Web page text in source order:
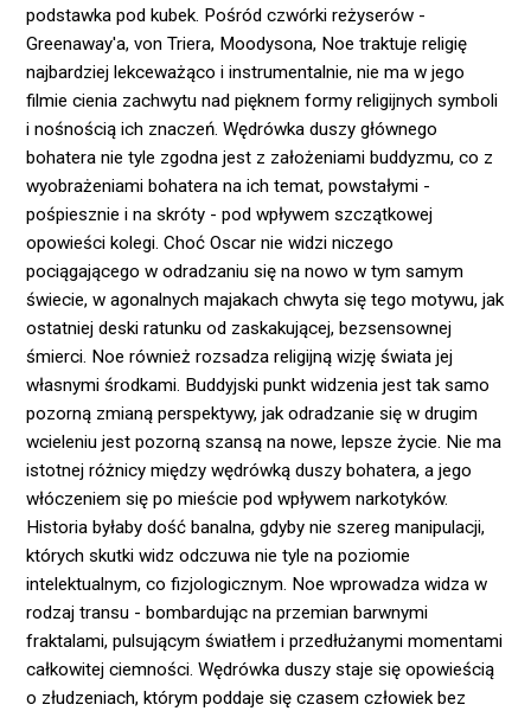
podstawka pod kubek. Pośród czwórki reżyserów -
Greenaway'a, von Triera, Moodysona, Noe traktuje religię
najbardziej lekceważąco i instrumentalnie, nie ma w jego
filmie cienia zachwytu nad pięknem formy religijnych symboli
i nośnością ich znaczeń. Wędrówka duszy głównego
bohatera nie tyle zgodna jest z założeniami buddyzmu, co z
wyobrażeniami bohatera na ich temat, powstałymi -
pośpiesznie i na skróty - pod wpływem szczątkowej
opowieści kolegi. Choć Oscar nie widzi niczego
pociągającego w odradzaniu się na nowo w tym samym
świecie, w agonalnych majakach chwyta się tego motywu, jak
ostatniej deski ratunku od zaskakującej, bezsensownej
śmierci. Noe również rozsadza religijną wizję świata jej
własnymi środkami. Buddyjski punkt widzenia jest tak samo
pozorną zmianą perspektywy, jak odradzanie się w drugim
wcieleniu jest pozorną szansą na nowe, lepsze życie. Nie ma
istotnej różnicy między wędrówką duszy bohatera, a jego
włóczeniem się po mieście pod wpływem narkotyków.
Historia byłaby dość banalna, gdyby nie szereg manipulacji,
których skutki widz odczuwa nie tyle na poziomie
intelektualnym, co fizjologicznym. Noe wprowadza widza w
rodzaj transu - bombardując na przemian barwnymi
fraktalami, pulsującym światłem i przedłużanymi momentami
całkowitej ciemności. Wędrówka duszy staje się opowieścią
o złudzeniach, którym poddaje się czasem człowiek bez